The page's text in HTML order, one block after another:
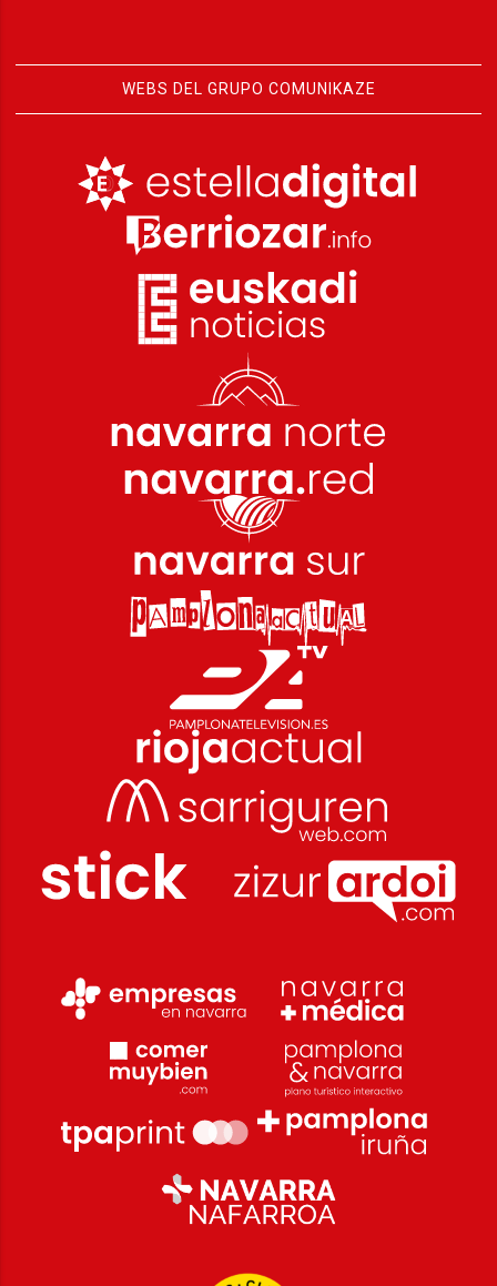
WEBS DEL GRUPO COMUNIKAZE